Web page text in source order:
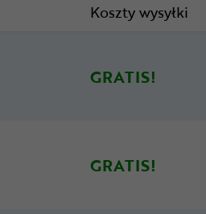
Koszty wysyłki
GRATIS!
GRATIS!